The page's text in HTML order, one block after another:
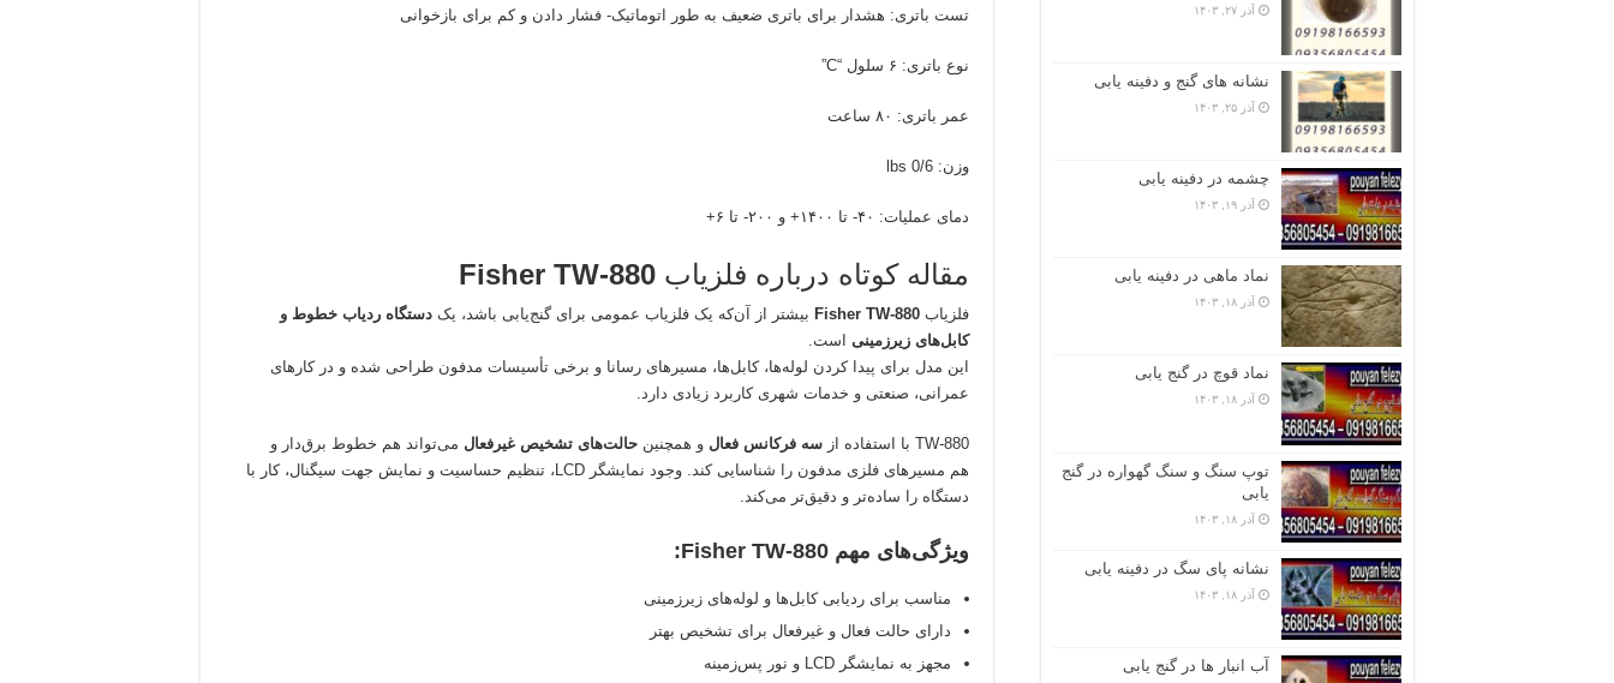
تست باتری: هشدار برای باتری ضعیف به طور اتوماتیک- فشار دادن و کم برای بازخوانی
نوع باتری: ۶ سلول “C”
عمر باتری: ۸۰ ساعت
وزن: lbs 0/6
دمای عملیات: ۴۰- تا ۱۴۰۰+ و ۲۰۰- تا ۶+
مقاله کوتاه درباره فلزیاب Fisher TW-880
فلزیاب Fisher TW-880 بیشتر از آن‌که یک فلزیاب عمومی برای گنج‌یابی باشد، یک دستگاه ردیاب خطوط و
کابل‌های زیرزمینی است.
این مدل برای پیدا کردن لوله‌ها، کابل‌ها، مسیرهای رسانا و برخی تأسیسات مدفون طراحی شده و در کارهای
عمرانی، صنعتی و خدمات شهری کاربرد زیادی دارد.
TW-880 با استفاده از سه فرکانس فعال و همچنین حالت‌های تشخیص غیرفعال می‌تواند هم خطوط برق‌دار و
هم مسیرهای فلزی مدفون را شناسایی کند. وجود نمایشگر LCD، تنظیم حساسیت و نمایش جهت سیگنال، کار با
دستگاه را ساده‌تر و دقیق‌تر می‌کند.
ویژگی‌های مهم Fisher TW-880:
مناسب برای ردیابی کابل‌ها و لوله‌های زیرزمینی
دارای حالت فعال و غیرفعال برای تشخیص بهتر
مجهز به نمایشگر LCD و نور پس‌زمینه
آذر ۲۷, ۱۴۰۳
نشانه های گنج و دفینه یابی
آذر ۲۵, ۱۴۰۳
چشمه در دفینه یابی
آذر ۱۹, ۱۴۰۳
نماد ماهی در دفینه یابی
آذر ۱۸, ۱۴۰۳
نماد قوچ در گنج یابی
آذر ۱۸, ۱۴۰۳
توپ سنگ و سنگ گهواره در گنج
یابی
آذر ۱۸, ۱۴۰۳
نشانه پای سگ در دفینه یابی
آذر ۱۸, ۱۴۰۳
آب انبار ها در گنج یابی